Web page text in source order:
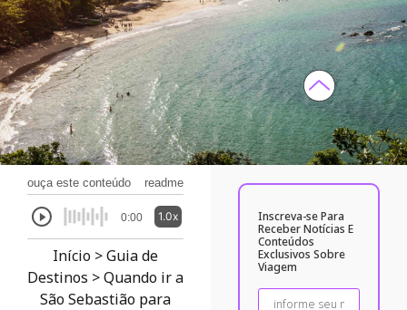
ouça este conteúdo readme
0:00 1.0x
Início >Guia de
Destinos >Quando ir a
São Sebastião para
Inscreva-se Para
Receber Notícias E
Conteúdos
Exclusivos Sobre
Viagem